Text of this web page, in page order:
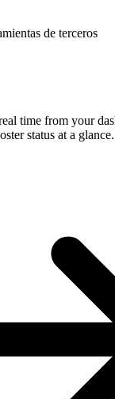
de terceros
time from your
status at a glance.